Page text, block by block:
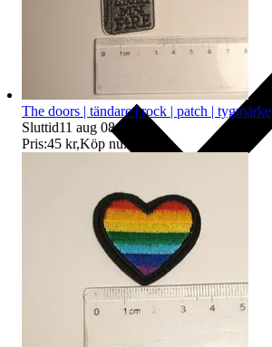
Ersättning om du inte får din vara
The doors | tändare | rock | patch | tygmärke
Sluttid11 aug 08:58
Pris:45 kr,Köp nu.